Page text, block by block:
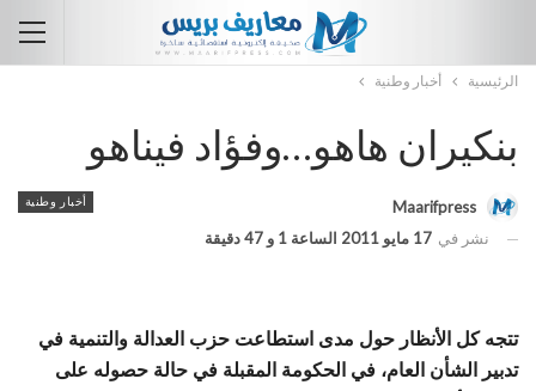
الرئيسية أخبار وطنية
بنكيران هاهو…وفؤاد فيناهو
أخبار وطنية
Maarifpress
نشر في 17 مايو 2011 الساعة 1 و 47 دقيقة
تتجه كل الأنظار حول مدى استطاعت حزب العدالة والتنمية في
تدبير الشأن العام، في الحكومة المقبلة في حالة حصوله على